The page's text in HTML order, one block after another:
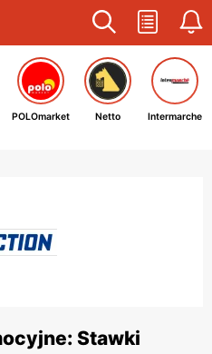
POLOmarket Netto Intermarche
Stawki